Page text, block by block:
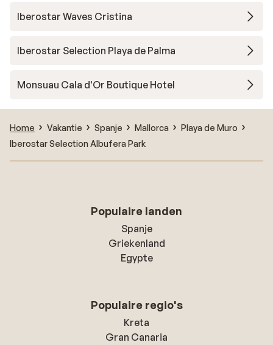
Iberostar Waves Cristina
Iberostar Selection Playa de Palma
Monsuau Cala d'Or Boutique Hotel
Home Vakantie Spanje Mallorca
Playa de Muro
Iberostar Selection Albufera Park
Populaire landen
Spanje
Griekenland
Egypte
Populaire regio's
Kreta
Gran Canaria